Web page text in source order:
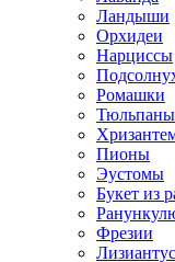
Ландыши
Орхидеи
Нарциссы
Ромашки
Тюльпаны
Пионы
Эустомы
Букет из
Фрезии